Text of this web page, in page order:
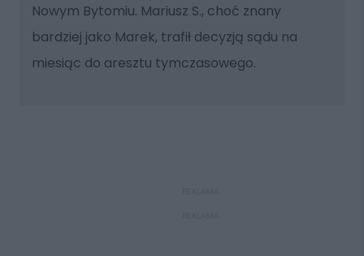
Nowym Bytomiu. Mariusz S., choć znany
bardziej jako Marek, trafił decyzją sądu na
miesiąc do aresztu tymczasowego.